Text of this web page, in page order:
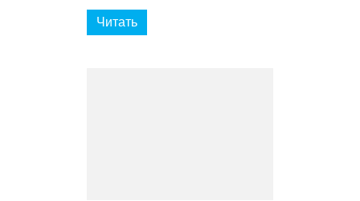
Читать